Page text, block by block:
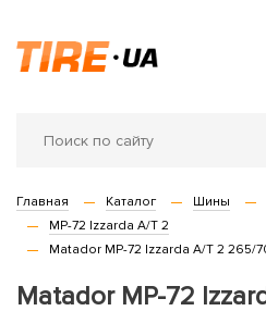
Главная Каталог Шины
MP-72 Izzarda A/T 2
Matador MP-72 Izzarda A/T 2 265/
Matador MP-72